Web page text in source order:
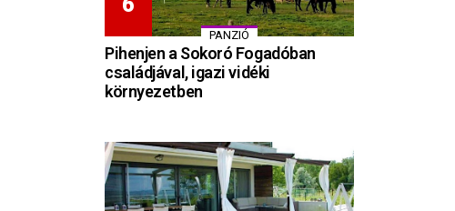
PANZIÓ
Pihenjen a Sokoró Fogadóban
családjával, igazi vidéki
környezetben